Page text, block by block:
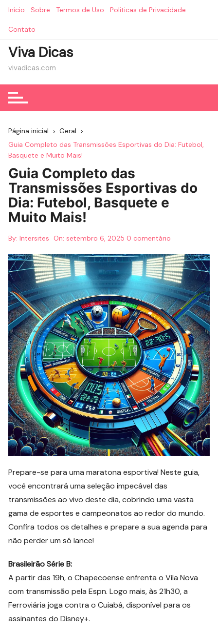
Início Sobre Termos de Uso Politicas de Privacidade
Contato
Viva Dicas
vivadicas.com
Página inicial
Geral
Guia Completo das Transmissões Esportivas do Dia: Futebol,
Basquete e Muito Mais!
Guia Completo das
Transmissões Esportivas do
Dia: Futebol, Basquete e
Muito Mais!
By: Intersites On:setembro 6, 2025 0 comentário
Prepare-se para uma maratona esportiva! Neste guia,
você encontrará uma seleção impecável das
transmissões ao vivo deste dia, cobrindo uma vasta
gama de esportes e campeonatos ao redor do mundo.
Confira todos os detalhes e prepare a sua agenda para
não perder um só lance!
Brasileirão Série B:
A partir das 19h, o Chapecoense enfrenta o Vila Nova
com transmissão pela Espn. Logo mais, às 21h30, a
Ferroviária joga contra o Cuiabá, disponível para os
assinantes do Disney+.